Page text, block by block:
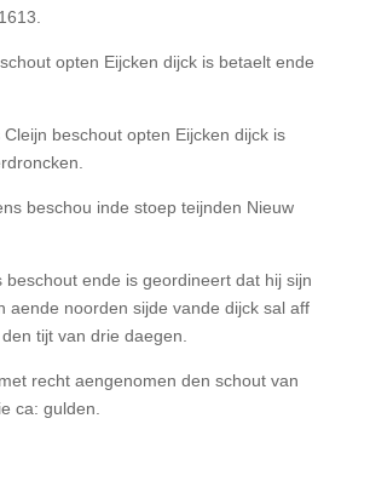
opten Eijcken dijck is betaelt ende
beschout opten Eijcken dijck is
beschou inde stoep teijnden Nieuw
beschout ende is geordineert dat hij sijn
aende noorden sijde vande dijck sal aff
tijt van drie daegen.
recht aengenomen den schout van
ca: gulden.